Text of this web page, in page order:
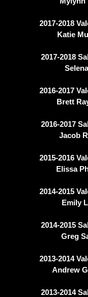
2017-2018
Katie
2017-2018
2016-2017
Brett
2016-2017
Jacob
2015-2016
Elissa
2014-2015
Emily
2014-2015
Greg
2013-2014
Andrew
2013-2014